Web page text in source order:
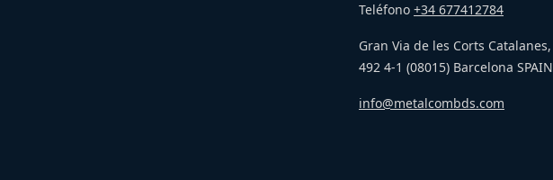
Teléfono +34 677412784
Gran Via de les Corts Catalanes,
492 4-1 (08015) Barcelona SPAIN
info@metalcombds.com